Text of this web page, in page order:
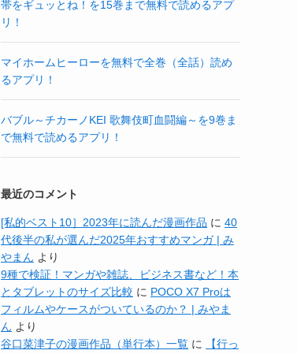
帯をギュッとね！を15巻まで無料で読めるアプ
リ！
マイホームヒーローを無料で全巻（全話）読め
るアプリ！
バブル～チカーノKEI 歌舞伎町血闘編～を9巻ま
で無料で読めるアプリ！
最近のコメント
[私的ベスト10］2023年に読んだ漫画作品 に 40
代後半の私が選んだ2025年おすすめマンガ | み
やまん より
9種で検証！マンガや雑誌、ビジネス書など！本
とタブレットのサイズ比較 に POCO X7 Proは
フィルムやケースがついているのか？ | みやま
ん より
谷口菜津子の漫画作品（単行本）一覧 に
【行っ